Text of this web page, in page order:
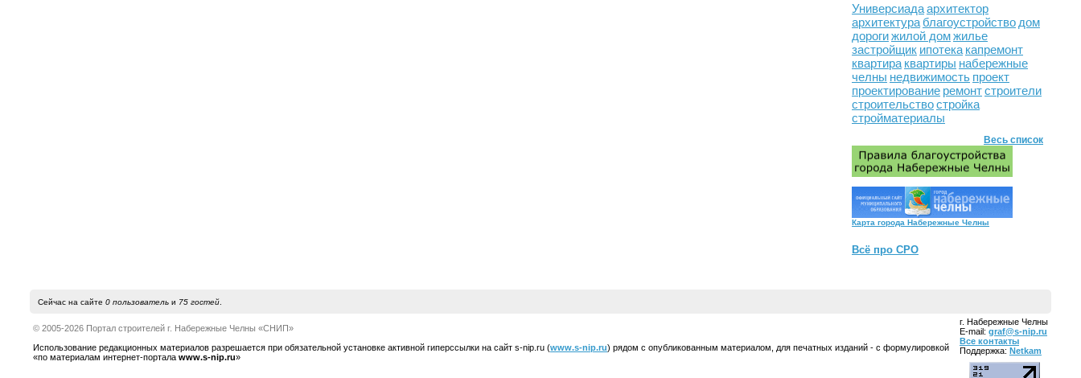
Универсиадаархитектор
архитектура благоустройство дом
дорогижилой домжилье
застройщик ипотека капремонт
квартира квартиры набережные
челны недвижимость проект
проектирование ремонтстроители
строительствостройка
стройматериалы
Весь список
Карта города Набережные Челны
Всё про СРО
Сейчас на сайте 0 пользовательи 75 гостей.
© 2005-2026 Портал строителей г. Набережные Челны «СНИП»
Использование редакционных материалов разрешается при обязательной установке активной гиперссылки на сайт s-nip.ru (www.s-nip.ru) рядом с опубликованным материалом, для печатных изданий - с формулировкой
«по материалам интернет-портала www.s-nip.ru»
г. Набережные Челны
E-mail: graf@s-nip.ru
Все контакты
Поддержка: Netkam